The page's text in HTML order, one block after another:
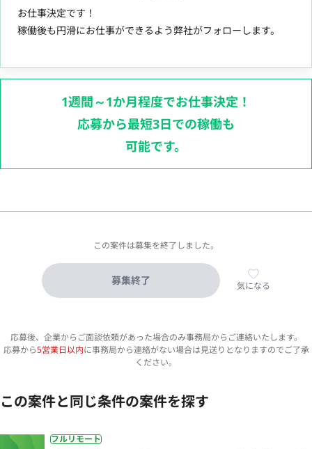
お仕事決定です！
稼働後も円滑にお仕事ができるよう弊社がフォローします。
1週間～1か月程度でお仕事決定！
応募から最短3日での稼働も
可能です。
この案件は募集を終了しました。
募集終了 気になる
応募後、企業からご面談依頼があった場合のみ事務局からご連絡いたします。
応募から5営業日以内に事務局から連絡がない場合は見送りとなりますのでご了承
ください。
この案件と同じ条件の案件を探す
フルリモート